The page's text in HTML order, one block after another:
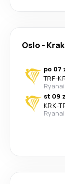
Oslo -
po 07
TRF-
st 09
KRK-